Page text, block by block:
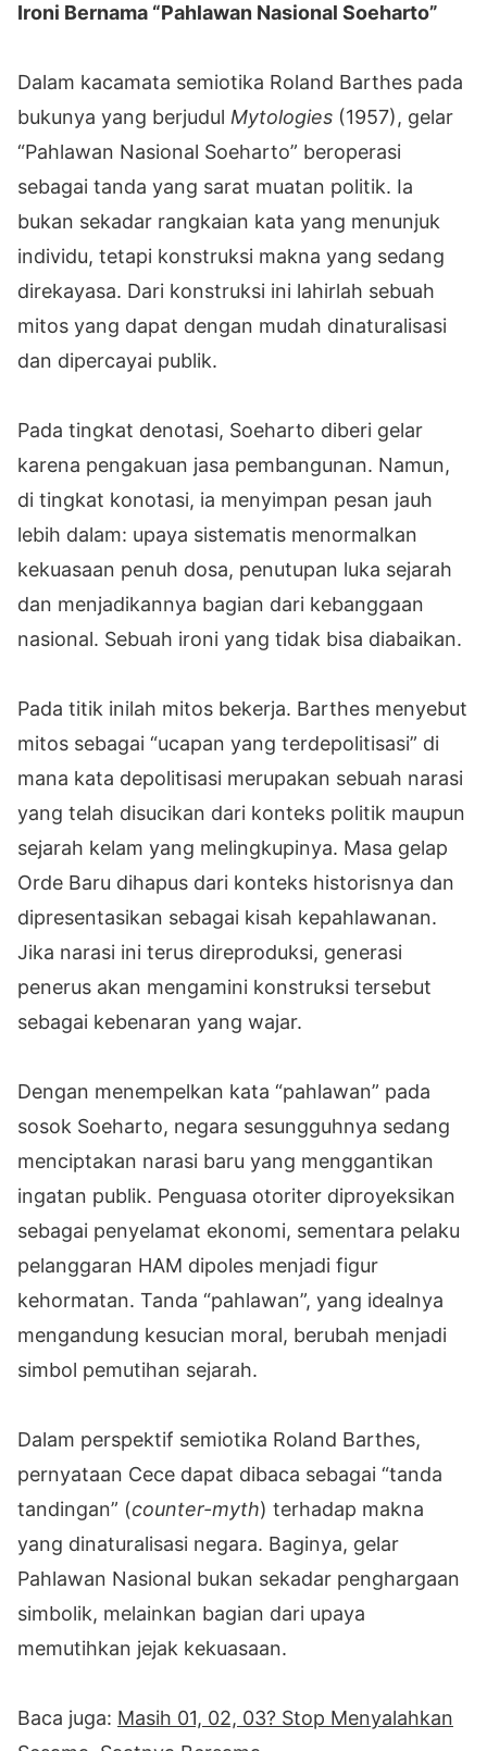
Ironi Bernama “Pahlawan Nasional Soeharto”
Dalam kacamata semiotika Roland Barthes pada
bukunya yang berjudul Mytologies (1957), gelar
“Pahlawan Nasional Soeharto” beroperasi
sebagai tanda yang sarat muatan politik. Ia
bukan sekadar rangkaian kata yang menunjuk
individu, tetapi konstruksi makna yang sedang
direkayasa. Dari konstruksi ini lahirlah sebuah
mitos yang dapat dengan mudah dinaturalisasi
dan dipercayai publik.
Pada tingkat denotasi, Soeharto diberi gelar
karena pengakuan jasa pembangunan. Namun,
di tingkat konotasi, ia menyimpan pesan jauh
lebih dalam: upaya sistematis menormalkan
kekuasaan penuh dosa, penutupan luka sejarah
dan menjadikannya bagian dari kebanggaan
nasional. Sebuah ironi yang tidak bisa diabaikan.
Pada titik inilah mitos bekerja. Barthes menyebut
mitos sebagai “ucapan yang terdepolitisasi” di
mana kata depolitisasi merupakan sebuah narasi
yang telah disucikan dari konteks politik maupun
sejarah kelam yang melingkupinya. Masa gelap
Orde Baru dihapus dari konteks historisnya dan
dipresentasikan sebagai kisah kepahlawanan.
Jika narasi ini terus direproduksi, generasi
penerus akan mengamini konstruksi tersebut
sebagai kebenaran yang wajar.
Dengan menempelkan kata “pahlawan” pada
sosok Soeharto, negara sesungguhnya sedang
menciptakan narasi baru yang menggantikan
ingatan publik. Penguasa otoriter diproyeksikan
sebagai penyelamat ekonomi, sementara pelaku
pelanggaran HAM dipoles menjadi figur
kehormatan. Tanda “pahlawan”, yang idealnya
mengandung kesucian moral, berubah menjadi
simbol pemutihan sejarah.
Dalam perspektif semiotika Roland Barthes,
pernyataan Cece dapat dibaca sebagai “tanda
tandingan” (counter-myth) terhadap makna
yang dinaturalisasi negara. Baginya, gelar
Pahlawan Nasional bukan sekadar penghargaan
simbolik, melainkan bagian dari upaya
memutihkan jejak kekuasaan.
Baca juga: Masih 01, 02, 03? Stop Menyalahkan